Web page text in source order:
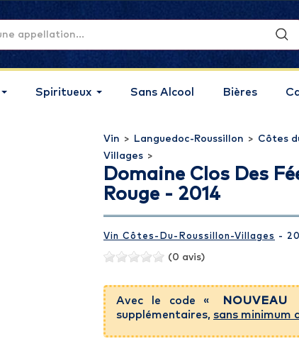
Spiritueux Sans Alcool Bières
Vin > Languedoc-Roussillon > Côtes
Villages >
Domaine Clos Des
Rouge - 2014
Vin Côtes-Du-Roussillon-Villages -
(0 avis)
Avec le code « NOUVEAU
supplémentaires, sans minimum